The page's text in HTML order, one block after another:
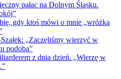
pałac na Dolnym Śląsku.
gdy ktoś mówi o mnie „wróżka
„Zaczęliśmy wierzyć w
podoba”
z dnia dzień. „Wierzę w